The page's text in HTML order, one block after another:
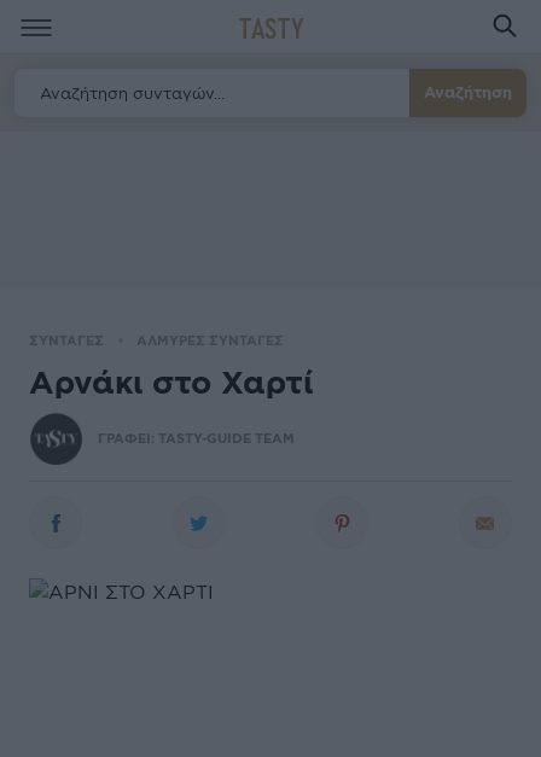
TASTY
Αναζήτηση
ΣΥΝΤΑΓΕΣ ΑΛΜΥΡΕΣ ΣΥΝΤΑΓΕΣ
Αρνάκι στο Χαρτί
ΓΡΑΦΕΙ: TASTY-GUIDE TEAM